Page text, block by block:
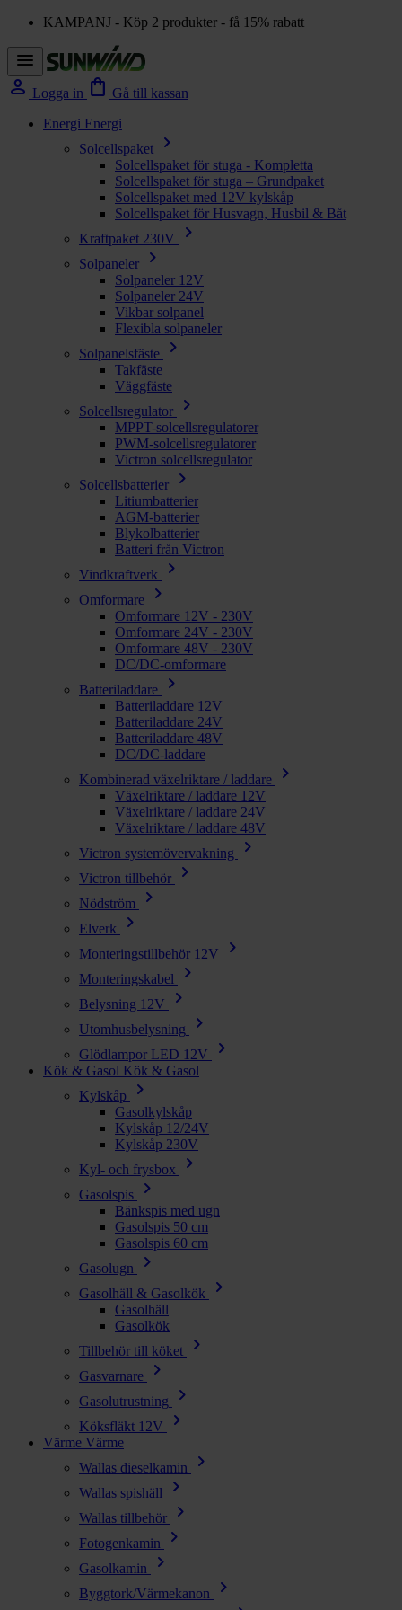
KAMPANJ - Köp 2 produkter - få 15% rabatt
menu
person Logga in shopping_bag Gå till kassan
Energi Energi
Solcellspaket
chevron_right
Solcellspaket för stuga - Kompletta
Solcellspaket för stuga – Grundpaket
Solcellspaket med 12V kylskåp
Solcellspaket för Husvagn, Husbil & Båt
Kraftpaket 230V
chevron_right
Solpaneler chevron_right
Solpaneler 12V
Solpaneler 24V
Vikbar solpanel
Flexibla solpaneler
Solpanelsfäste
chevron_right
Takfäste
Väggfäste
Solcellsregulator
chevron_right
MPPT-solcellsregulatorer
PWM-solcellsregulatorer
Victron solcellsregulator
Solcellsbatterier
chevron_right
Litiumbatterier
AGM-batterier
Blykolbatterier
Batteri från Victron
Vindkraftverk
chevron_right
Omformare chevron_right
Omformare 12V - 230V
Omformare 24V - 230V
Omformare 48V - 230V
DC/DC-omformare
Batteriladdare
chevron_right
Batteriladdare 12V
Batteriladdare 24V
Batteriladdare 48V
DC/DC-laddare
Kombinerad växelriktare / laddare
chevron_right
Växelriktare / laddare 12V
Växelriktare / laddare 24V
Växelriktare / laddare 48V
Victron systemövervakning
chevron_right
Victron tillbehör chevron_right
Nödström chevron_right
Elverk chevron_right
Monteringstillbehör 12V chevron_right
Monteringskabel chevron_right
Belysning 12V chevron_right
Utomhusbelysning chevron_right
Glödlampor LED 12V chevron_right
Kök & Gasol Kök & Gasol
Kylskåp
chevron_right
Gasolkylskåp
Kylskåp 12/24V
Kylskåp 230V
Kyl- och frysbox
chevron_right
Gasolspis chevron_right
Bänkspis med ugn
Gasolspis 50 cm
Gasolspis 60 cm
Gasolugn
chevron_right
Gasolhäll & Gasolkök chevron_right
Gasolhäll
Gasolkök
Tillbehör till köket
chevron_right
Gasvarnare chevron_right
Gasolutrustning chevron_right
Köksfläkt 12V chevron_right
Värme Värme
Wallas dieselkamin
chevron_right
Wallas spishäll chevron_right
Wallas tillbehör chevron_right
Fotogenkamin chevron_right
Gasolkamin chevron_right
Byggtork/Värmekanon chevron_right